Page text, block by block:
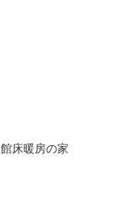
床暖房の家